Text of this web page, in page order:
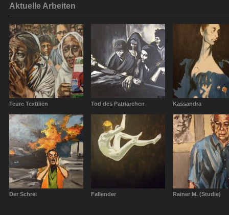
Aktuelle Arbeiten
Teure Textilien Tod des Patriarchen Kassandra
Der Schrei Fallender Rainer M. (Studie)